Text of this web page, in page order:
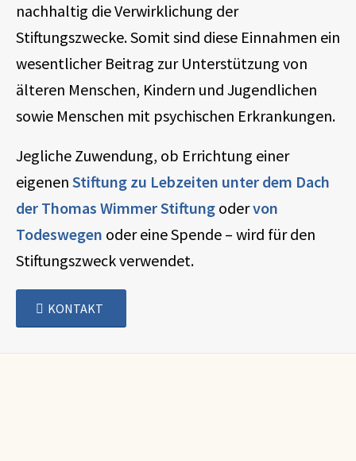
nachhaltig die Verwirklichung der
Stiftungszwecke. Somit sind diese Einnahmen ein
wesentlicher Beitrag zur Unterstützung von
älteren Menschen, Kindern und Jugendlichen
sowie Menschen mit psychischen Erkrankungen.
Jegliche Zuwendung, ob Errichtung einer
eigenen Stiftung zu Lebzeiten unter dem Dach
der Thomas Wimmer Stiftung odervon
Todeswegen oder eine Spende – wird für den
Stiftungszweck verwendet.
KONTAKT